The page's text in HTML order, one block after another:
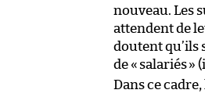
nouveau. Les
attendent de
doutent qu’ils
de « salariés»
Dans ce cadre,